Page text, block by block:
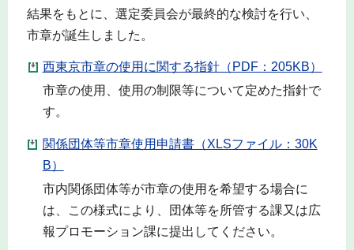
結果をもとに、選定委員会が最終的な検討を行い、
市章が誕生しました。
西東京市章の使用に関する指針（PDF：205KB）
市章の使用、使用の制限等について定めた指針で
す。
関係団体等市章使用申請書（XLSファイル：30K
B）
市内関係団体等が市章の使用を希望する場合に
は、この様式により、団体等を所管する課又は広
報プロモーション課に提出してください。